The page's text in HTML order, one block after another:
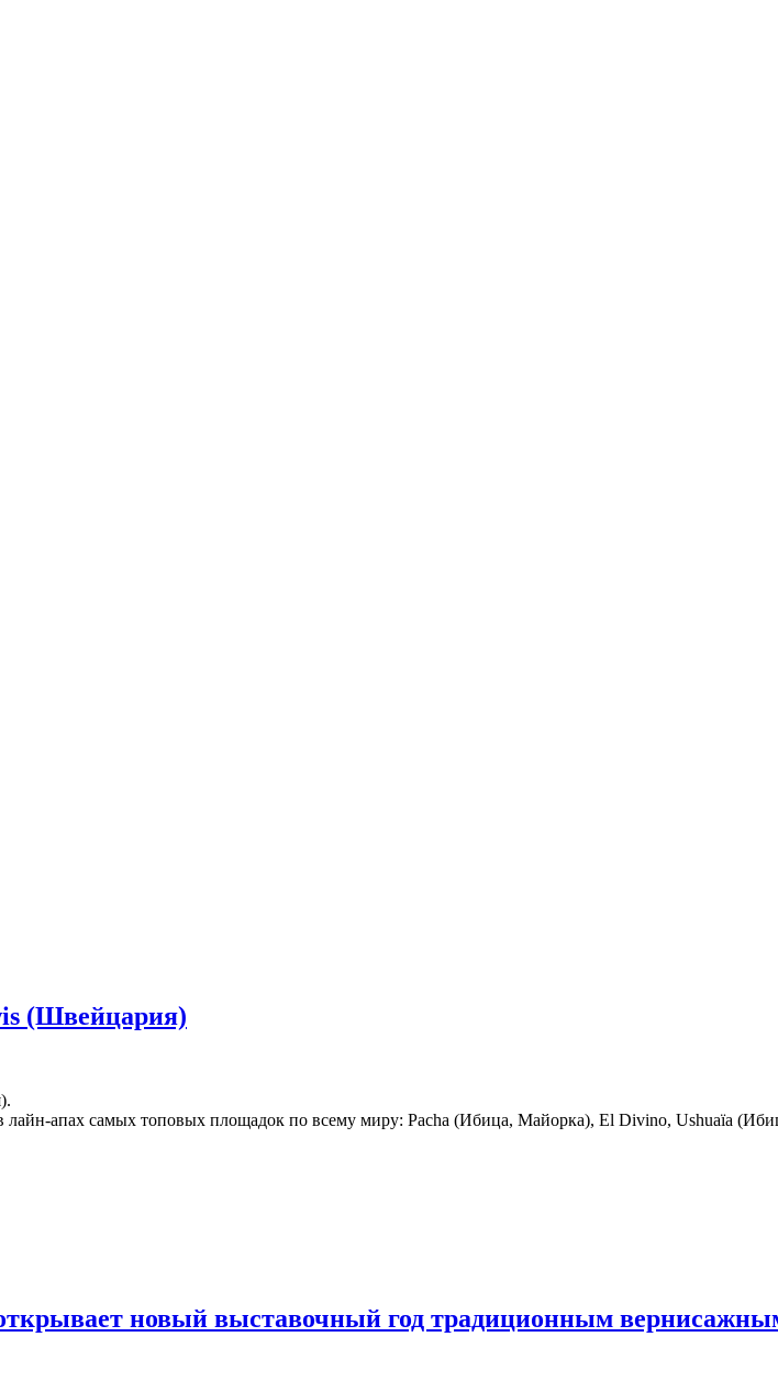
(Швейцария)
в лайн-апах самых топовых площадок по всему миру: Pacha (Ибица, Майорка), El Divino,
новый выставочный год традиционным